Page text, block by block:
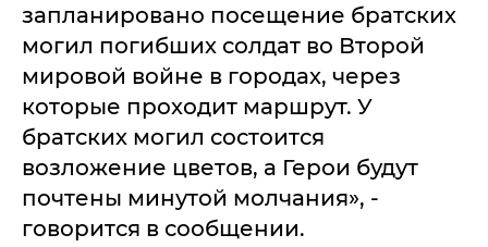
запланировано посещение братских
могил погибших солдат во Второй
мировой войне в городах, через
которые проходит маршрут. У
братских могил состоится
возложение цветов, а Герои будут
почтены минутой молчания», -
говорится в сообщении.